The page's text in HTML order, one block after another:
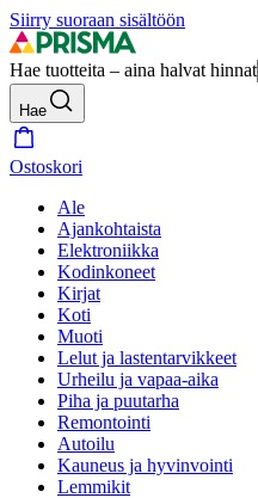
Siirry suoraan sisältöön
Hae tuotteita – aina halvat hinnat
Hae
Ostoskori
Ale
Ajankohtaista
Elektroniikka
Kodinkoneet
Kirjat
Koti
Muoti
Lelut ja lastentarvikkeet
Urheilu ja vapaa-aika
Piha ja puutarha
Remontointi
Autoilu
Kauneus ja hyvinvointi
Lemmikit